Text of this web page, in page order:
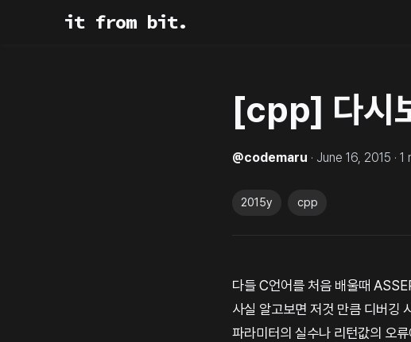
it from bit.
[cpp] 다시
@codemaru · June 16, 2015 · 1
2015y cpp
다들 C언어를 처음 배울때
사실 알고보면 저것 만큼 디버깅
파라미터의 실수나 리턴값의 오